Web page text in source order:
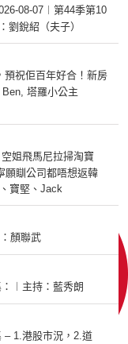
08-07︱第44季第10
劉銳紹（夫子）
預祝佢百年好合！新房
塔羅小公主
姐飛馬尼拉掃淘寶
願瞓公司都唔想返韓
寶堅、Jack
顏聯武
︱主持：藍秀朗
– 1.港股市況，2.道